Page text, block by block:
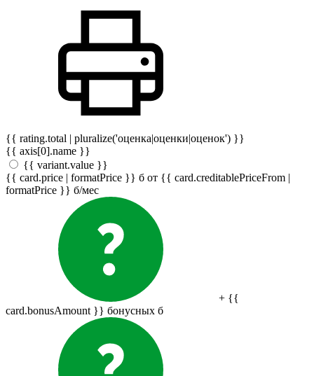
{{ rating.total | pluralize('оценка|оценки|оценок') }}
{{ axis[0].name }}
{{ variant.value }}
{{ card.price | formatPrice }} б от {{ card.creditablePriceFrom |
formatPrice }} б/мес
+ {{
card.bonusAmount }} бонусных б